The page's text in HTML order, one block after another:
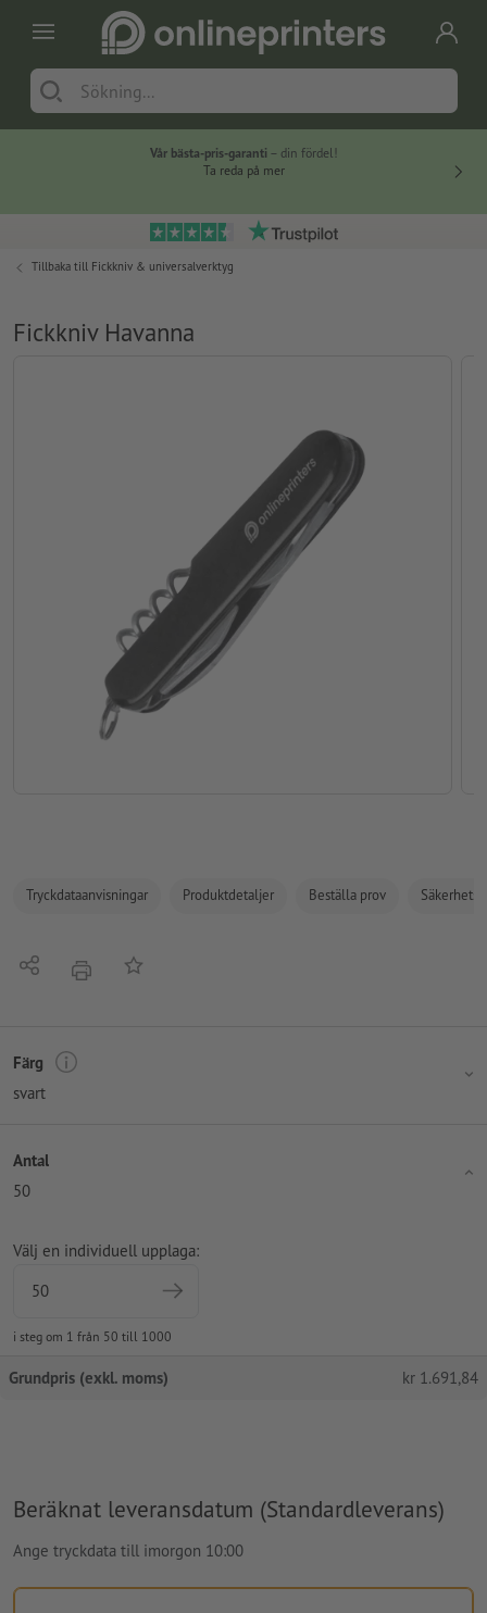
Vår bästa-pris-garanti – din fördel!
Ta reda på mer
Tillbaka till Fickkniv & universalverktyg
Fickkniv Havanna
Tryckdataanvisningar Produktdetaljer Beställa prov
Dela erbjudandePå anteckningslistan
Färg
svart
Antal
50
Välj en individuell upplaga:
i steg om 1 från 50 till 1000
Grundpris (exkl. moms) kr 1.691,84
Beräknat leveransdatum (Standardleverans)
Ange tryckdata till imorgon 10:00